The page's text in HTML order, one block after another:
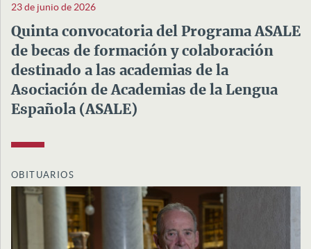
23 de junio de 2026
Quinta convocatoria del Programa ASALE
de becas de formación y colaboración
destinado a las academias de la
Asociación de Academias de la Lengua
Española (ASALE)
OBITUARIOS